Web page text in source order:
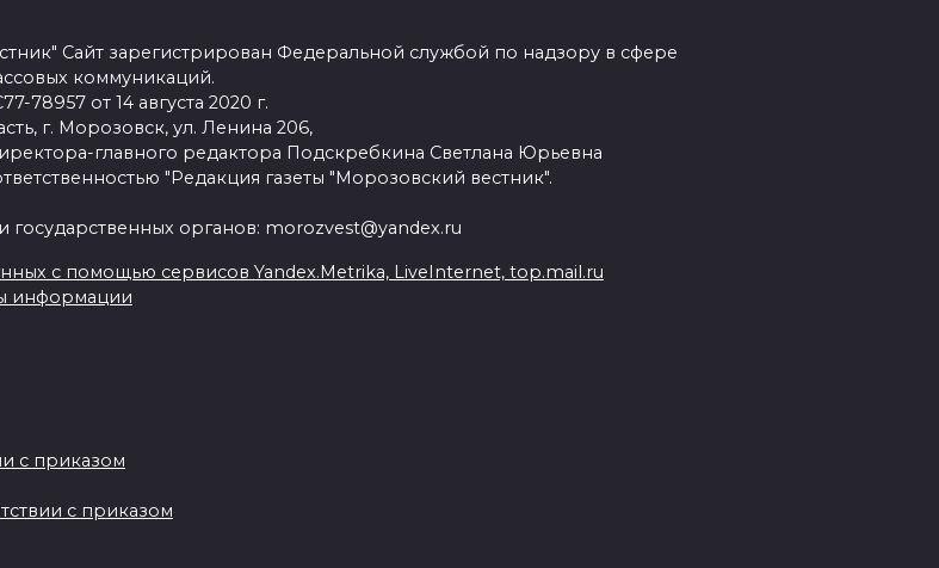
Сайт зарегистрирован Федеральной службой по надзору в сфере
коммуникаций.
от 14 августа 2020 г.
г. Морозовск, ул. Ленина 206,
главного редактора Подскребкина Светлана Юрьевна
"Редакция газеты "Морозовский вестник".
органов: morozvest@yandex.ru
с помощью сервисов Yandex.Metrika, LiveInternet, top.mail.ru
информации
с приказом
с приказом